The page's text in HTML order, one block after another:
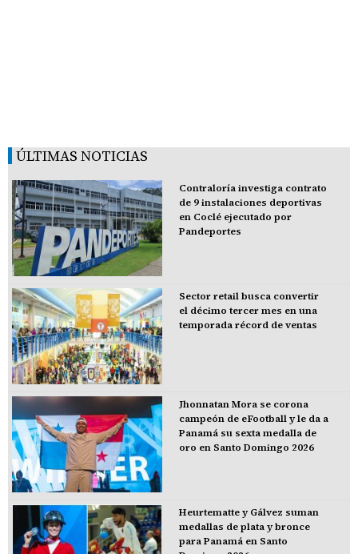
ÚLTIMAS NOTICIAS
Contraloría investiga contrato
de 9 instalaciones deportivas
en Coclé ejecutado por
Pandeportes
Sector retail busca convertir
el décimo tercer mes en una
temporada récord de ventas
Jhonnatan Mora se corona
campeón de eFootball y le da a
Panamá su sexta medalla de
oro en Santo Domingo 2026
Heurtematte y Gálvez suman
medallas de plata y bronce
para Panamá en Santo